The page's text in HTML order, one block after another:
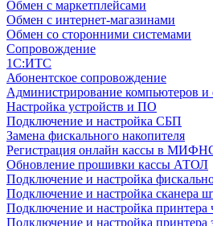
Обмен с маркетплейсами
Обмен с интернет-магазинами
Обмен со сторонними системами
Сопровождение
1C:ИТС
Абонентское сопровождение
Администрирование компьютеров и
Настройка устройств и ПО
Подключение и настройка СБП
Замена фискального накопителя
Регистрация онлайн кассы в
Обновление прошивки кассы АТОЛ
Подключение и настройка
Подключение и настройка сканера
Подключение и настройка принтера
Подключение и настройка принтера